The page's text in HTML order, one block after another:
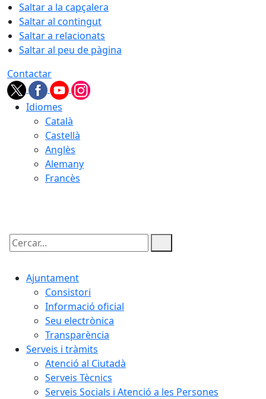
Saltar a la capçalera
Saltar al contingut
Saltar a relacionats
Saltar al peu de pàgina
Contactar
Idiomes
Català
Castellà
Anglès
Alemany
Francès
Cercar:
Ajuntament
Consistori
Informació oficial
Seu electrònica
Transparència
Serveis i tràmits
Atenció al Ciutadà
Serveis Tècnics
Serveis Socials i Atenció a les Persones